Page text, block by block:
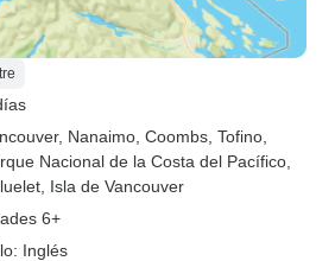
, Nanaimo , Coombs , Tofino
Nacional de la Costa del Pacífico
, Isla de Vancouver
6+
Inglés